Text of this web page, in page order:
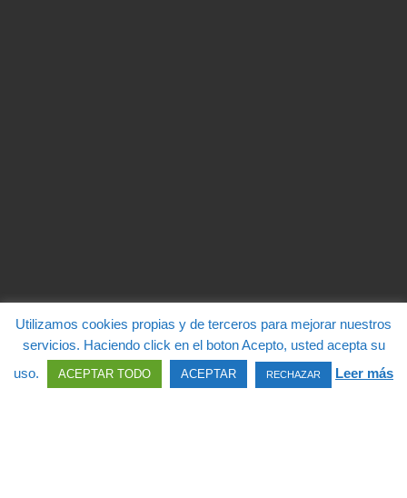
Utilizamos cookies propias y de terceros para mejorar nuestros
servicios. Haciendo click en el boton Acepto, usted acepta su
uso.
ACEPTAR TODO ACEPTAR RECHAZAR Leer más